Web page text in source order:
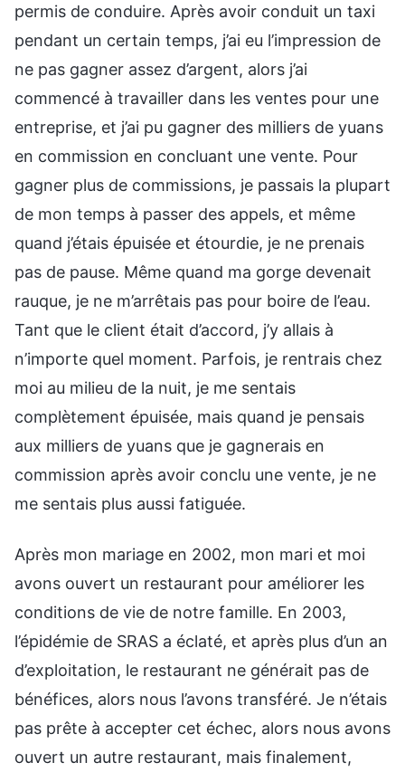
permis de conduire. Après avoir conduit un taxi
pendant un certain temps, j’ai eu l’impression de
ne pas gagner assez d’argent, alors j’ai
commencé à travailler dans les ventes pour une
entreprise, et j’ai pu gagner des milliers de yuans
en commission en concluant une vente. Pour
gagner plus de commissions, je passais la plupart
de mon temps à passer des appels, et même
quand j’étais épuisée et étourdie, je ne prenais
pas de pause. Même quand ma gorge devenait
rauque, je ne m’arrêtais pas pour boire de l’eau.
Tant que le client était d’accord, j’y allais à
n’importe quel moment. Parfois, je rentrais chez
moi au milieu de la nuit, je me sentais
complètement épuisée, mais quand je pensais
aux milliers de yuans que je gagnerais en
commission après avoir conclu une vente, je ne
me sentais plus aussi fatiguée.
Après mon mariage en 2002, mon mari et moi
avons ouvert un restaurant pour améliorer les
conditions de vie de notre famille. En 2003,
l’épidémie de SRAS a éclaté, et après plus d’un an
d’exploitation, le restaurant ne générait pas de
bénéfices, alors nous l’avons transféré. Je n’étais
pas prête à accepter cet échec, alors nous avons
ouvert un autre restaurant, mais finalement,